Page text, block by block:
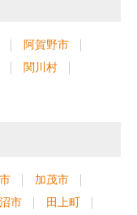
阿賀野市
関川村
加茂市
市
田上町